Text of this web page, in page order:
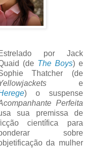
por Jack
(de The Boys) e
Thatcher (de
e
) o suspense
Perfeita
sua premissa de
científica para
sobre
da mulher